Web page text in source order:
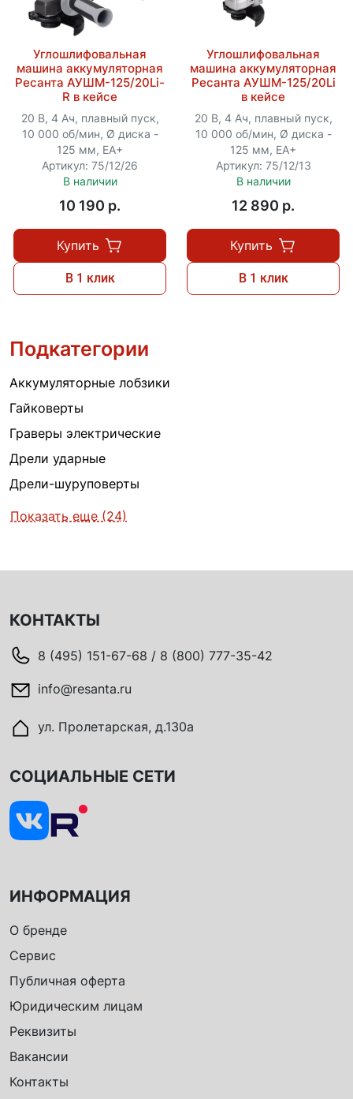
Углошлифовальная
машина аккумуляторная
Ресанта АУШМ-125/20Li-
R в кейсе
20 В, 4 Ач, плавный пуск,
10 000 об/мин, Ø диска -
125 мм, ЕА+
Артикул: 75/12/26
В наличии
10 190 p.
Купить
В 1 клик
Углошлифовальная
машина аккумуляторная
Ресанта АУШМ-125/20Li
в кейсе
20 В, 4 Ач, плавный пуск,
10 000 об/мин, Ø диска -
125 мм, ЕА+
Артикул: 75/12/13
В наличии
12 890 p.
Купить
В 1 клик
Подкатегории
Аккумуляторные лобзики
Гайковерты
Граверы электрические
Дрели ударные
Дрели-шуруповерты
Показать еще (24)
КОНТАКТЫ
8 (495) 151-67-68 / 8 (800) 777-35-42
info@resanta.ru
ул. Пролетарская, д.130а
ИНФОРМАЦИЯ
О бренде
Сервис
Публичная оферта
Юридическим лицам
Реквизиты
Вакансии
Контакты
СОЦИАЛЬНЫЕ СЕТИ